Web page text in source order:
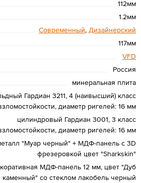
112мм
1.2мм
Современный, Дизайнерский
117мм
VFD
Россия
минеральная плита
Гардиан 3211, 4 (наивысший) класс
диаметр ригелей: 16 мм
цилиндровый Гардиан 3001, 3 класс
диаметр ригелей: 16 мм
"Муар черный" + МДФ-панель с 3D
фрезеровкой цвет "Sharkskin"
МДФ-панель 12 мм, цвет "Дуб
каменный" со стеклом лакобель черный